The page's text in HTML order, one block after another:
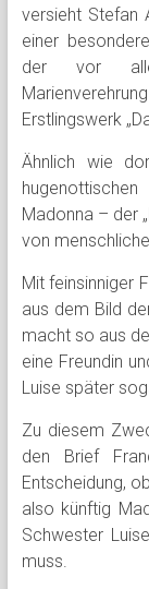
versieht Stefan
einer
der vor
Erstlingswerk
Ähnlich wie
Madonna – der
von
Mit feinsinniger
aus dem Bild
macht so aus
eine Freundin
Luise später
Zu diesem
den Brief
Entscheidung,
also künftig
Schwester
muss.